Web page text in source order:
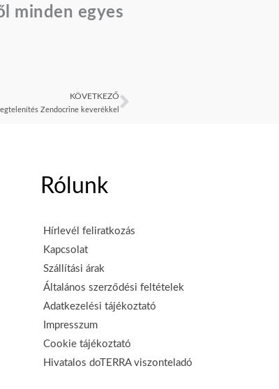
minden egyes
KÖVETKEZŐ
Zendocrine keverékkel Következő
Rólunk
Hírlevél feliratkozás
Kapcsolat
Szállítási árak
Általános szerződési feltételek
Adatkezelési tájékoztató
Impresszum
Cookie tájékoztató
Hivatalos doTERRA viszonteladó